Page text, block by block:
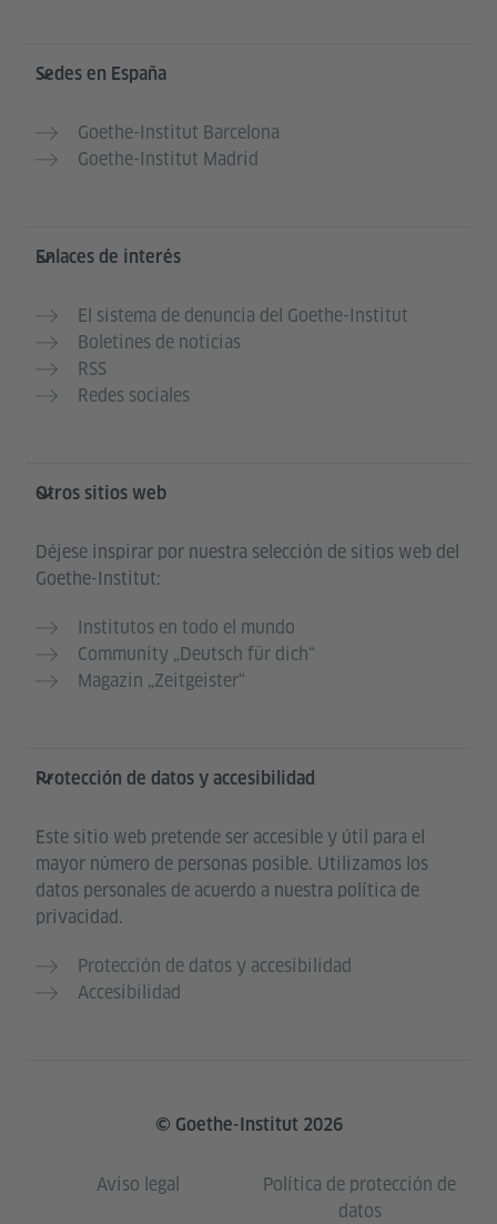
Service- und Informationsbereich
Sedes en España
Goethe-Institut Barcelona
Goethe-Institut Madrid
Enlaces de interés
El sistema de denuncia del Goethe-Institut
Boletines de noticias
RSS
Redes sociales
Otros sitios web
Déjese inspirar por nuestra selección de sitios web del
Goethe-Institut:
Institutos en todo el mundo
Community „Deutsch für dich“
Magazin „Zeitgeister“
Protección de datos y accesibilidad
Este sitio web pretende ser accesible y útil para el
mayor número de personas posible. Utilizamos los
datos personales de acuerdo a nuestra política de
privacidad.
Protección de datos y accesibilidad
Accesibilidad
© Goethe-Institut 2026
Aviso legal
Política de protección de
datos